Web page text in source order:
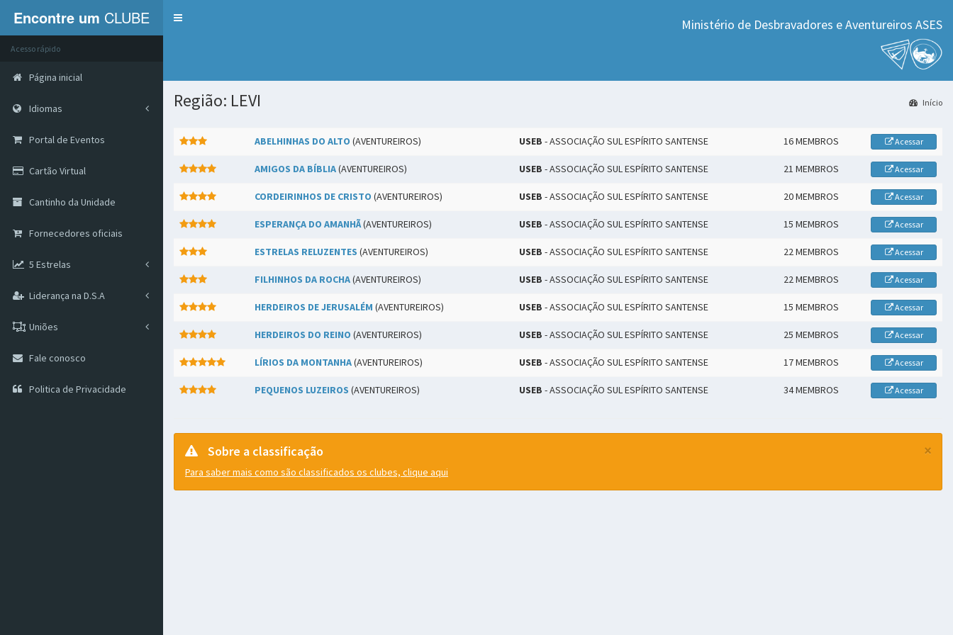
Encontre um CLUBE Menu Ministério de Desbravadores e Aventureiros ASES
Acesso rápido
Página inicial
Idiomas
Portal de Eventos
Cartão Virtual
Cantinho da Unidade
Fornecedores oficiais
5 Estrelas
Liderança na D.S.A
Uniões
Fale conosco
Politica de Privacidade
Região: LEVI Início
ABELHINHAS DO ALTO (AVENTUREIROS) USEB - ASSOCIAÇÃO SUL ESPÍRITO SANTENSE 16 MEMBROS Acessar
AMIGOS DA BÍBLIA(AVENTUREIROS) USEB - ASSOCIAÇÃO SUL ESPÍRITO SANTENSE 21 MEMBROS Acessar
CORDEIRINHOS DE CRISTO (AVENTUREIROS) USEB - ASSOCIAÇÃO SUL ESPÍRITO SANTENSE 20 MEMBROS Acessar
ESPERANÇA DO AMANHÃ(AVENTUREIROS) USEB - ASSOCIAÇÃO SUL ESPÍRITO SANTENSE 15 MEMBROS Acessar
ESTRELAS RELUZENTES (AVENTUREIROS) USEB - ASSOCIAÇÃO SUL ESPÍRITO SANTENSE 22 MEMBROS Acessar
FILHINHOS DA ROCHA(AVENTUREIROS) USEB - ASSOCIAÇÃO SUL ESPÍRITO SANTENSE 22 MEMBROS Acessar
HERDEIROS DE JERUSALÉM (AVENTUREIROS) USEB - ASSOCIAÇÃO SUL ESPÍRITO SANTENSE 15 MEMBROS Acessar
HERDEIROS DO REINO (AVENTUREIROS) USEB - ASSOCIAÇÃO SUL ESPÍRITO SANTENSE 25 MEMBROS Acessar
LÍRIOS DA MONTANHA(AVENTUREIROS) USEB - ASSOCIAÇÃO SUL ESPÍRITO SANTENSE 17 MEMBROS Acessar
PEQUENOS LUZEIROS (AVENTUREIROS) USEB - ASSOCIAÇÃO SUL ESPÍRITO SANTENSE 34 MEMBROS Acessar
×
Sobre a classificação
Para saber mais como são classificados os clubes, clique aqui